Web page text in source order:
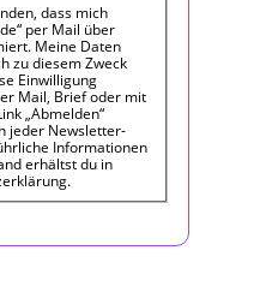
dass mich
per Mail über
Meine Daten
zu diesem Zweck
Einwilligung
Mail, Brief oder mit
„Abmelden“
jeder Newsletter-
Informationen
erhältst du in